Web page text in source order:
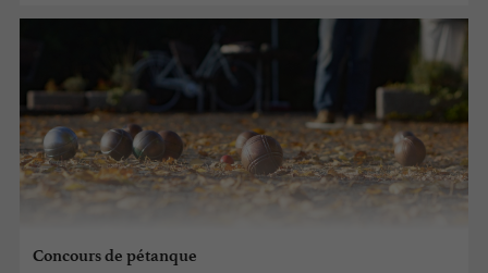
Concours de pétanque